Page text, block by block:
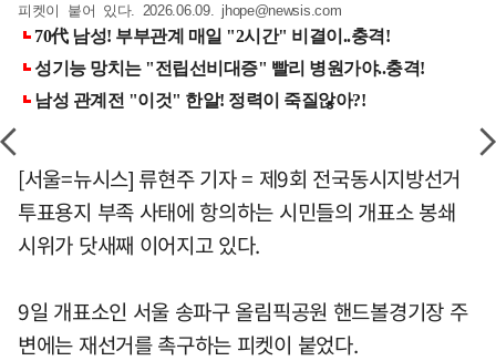
피켓이 붙어 있다. 2026.06.09. jhope@newsis.com
[서울=뉴시스] 류현주 기자 = 제9회 전국동시지방선거
투표용지 부족 사태에 항의하는 시민들의 개표소 봉쇄
시위가 닷새째 이어지고 있다.
9일 개표소인 서울 송파구 올림픽공원 핸드볼경기장 주
변에는 재선거를 촉구하는 피켓이 붙었다.